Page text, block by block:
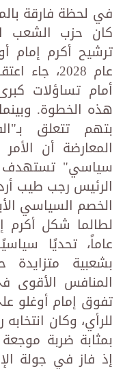
في لحظة فارقة
كان حزب الشعب
ترشيح أكرم إمام
عام 2028،
أمام تساؤلات
هذه الخطوة.
بتهم تتعلق
المعارضة أن
سياسي" تستهدف
الرئيس رجب طيب
الخصم السياسي
عاماً، تحديًا
بشعبية متزايدة
المنافس الأقوى
تفوق إمام أوغلو
بمثابة ضربة موجعة
إذ فاز في جولة